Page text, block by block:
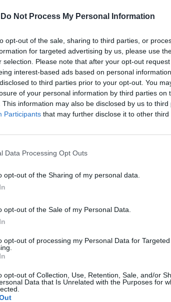
Do Not Process My Personal Information
opt-out of the sale, sharing to third parties, or
for targeted advertising by us, please use
selection. Please note that after your opt-out
interest-based ads based on personal
to third parties prior to your opt-out. You
of your personal information by third parties on
This information may also be disclosed by us to
Participants that may further disclose it to other third
Data Processing Opt Outs
opt-out of the Sharing of my personal data.
opt-out of the Sale of my Personal Data.
opt-out of processing my Personal Data for Targeted
opt-out of Collection, Use, Retention, Sale, and/or
Data that Is Unrelated with the Purposes for
"Nessuno può
La censura di Draghi su
Mattarella e il
ci potrebbe essere un
"E’ qui che il "riposo" del capo dello
seriamente minacciato - conclude
in questa seconda metà della
costruzione mirabile e possente
paese di rivendicare le risorse del Pnrr
un virtuoso processo di riforme
costruzione sembra aver ancora
mattone in più. E sarà solo una scelta
prossimo Quirinale ad aggiungere
ancora manca".